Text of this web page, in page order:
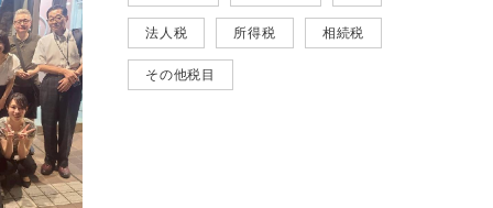
法人税 所得税 相続税
その他税目